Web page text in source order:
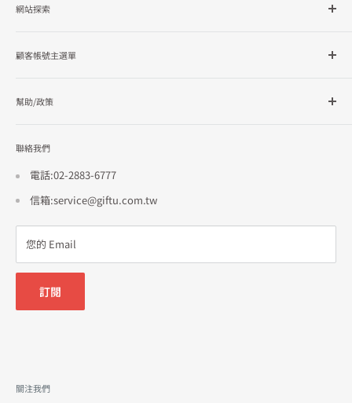
網站探索
品牌總覽
顧客帳號主選單
訂單查詢
幫助/政策
使用條款
招商合作
聯絡我們
電話:02-2883-6777
信箱:service@giftu.com.tw
您的 Email
訂閱
關注我們